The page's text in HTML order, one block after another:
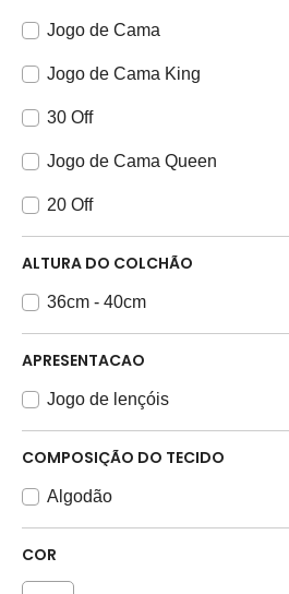
Jogo de Cama
Jogo de Cama King
30 Off
Jogo de Cama Queen
20 Off
ALTURA DO COLCHÃO
36cm - 40cm
APRESENTACAO
Jogo de lençóis
COMPOSIÇÃO DO TECIDO
Algodão
COR